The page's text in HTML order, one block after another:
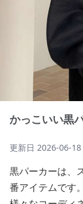
かっこいい黒
更新日 2026-06-18
黒パーカーは、
番アイテムです。